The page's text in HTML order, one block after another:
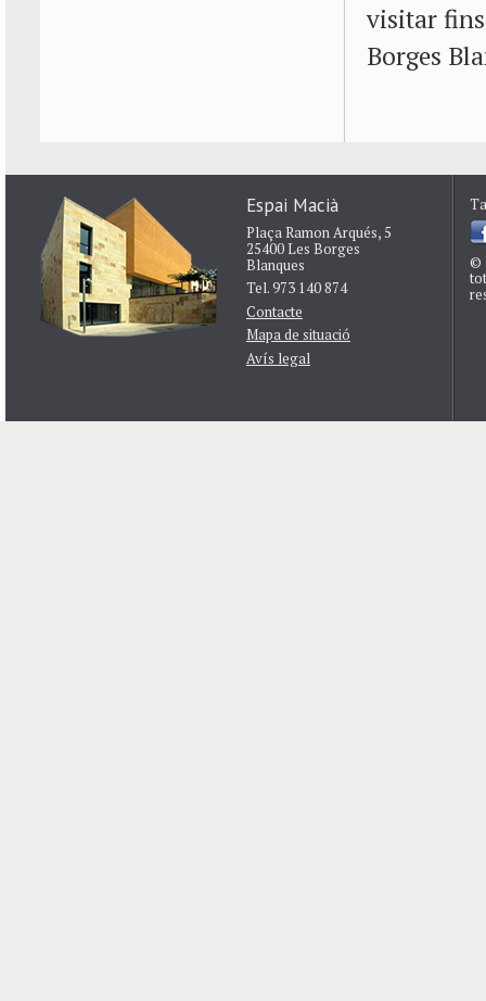
visitar fins
Borges
Espai Macià
Plaça Ramon Arqués, 5
25400 Les Borges
Blanques
Tel. 973 140 874
Contacte
Mapa de situació
Avís legal
©